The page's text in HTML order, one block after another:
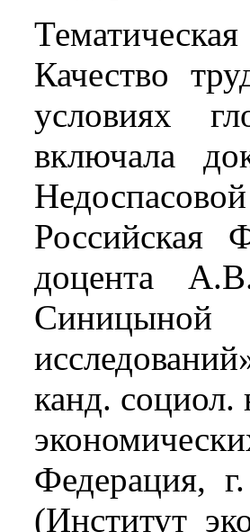
Качество
условиях
включала
Российская
доцента
канд.
Федерация,
(Институт